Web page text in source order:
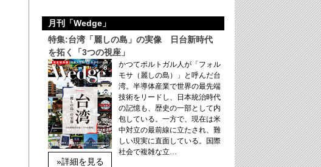
月刊「Wedge」
特集:台湾「麗しの島」の実像 日台新時代
を拓く「3つの視座」
»詳細を見る
かつてポルトガル人が「フォル
モサ（麗しの島）」と呼んだ台
湾。半導体産業で世界の最先端
技術をリードし、日本統治時代
の記憶も、歴史の一部として内
包している。一方で、現在は米
中対立の最前線に立たされ、難
しい現実に直面している。国際
社会で複雑な立…